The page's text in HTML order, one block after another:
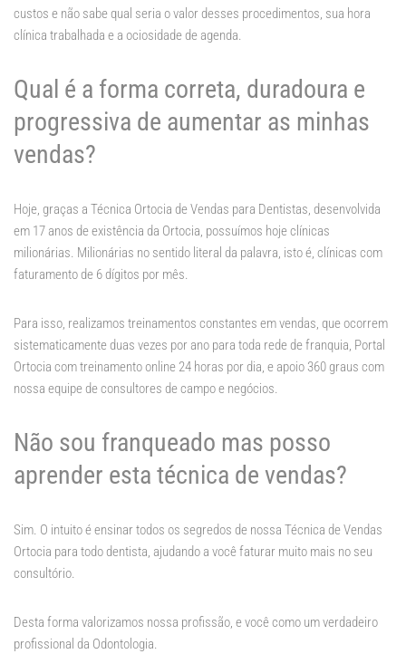
custos e não sabe qual seria o valor desses procedimentos, sua hora
clínica trabalhada e a ociosidade de agenda.
Qual é a forma correta, duradoura e
progressiva de aumentar as minhas
vendas?
Hoje, graças a Técnica Ortocia de Vendas para Dentistas, desenvolvida
em 17 anos de existência da Ortocia, possuímos hoje clínicas
milionárias. Milionárias no sentido literal da palavra, isto é, clínicas com
faturamento de 6 dígitos por mês.
Para isso, realizamos treinamentos constantes em vendas, que ocorrem
sistematicamente duas vezes por ano para toda rede de franquia, Portal
Ortocia com treinamento online 24 horas por dia, e apoio 360 graus com
nossa equipe de consultores de campo e negócios.
Não sou franqueado mas posso
aprender esta técnica de vendas?
Sim. O intuito é ensinar todos os segredos de nossa Técnica de Vendas
Ortocia para todo dentista, ajudando a você faturar muito mais no seu
consultório.
Desta forma valorizamos nossa profissão, e você como um verdadeiro
profissional da Odontologia.